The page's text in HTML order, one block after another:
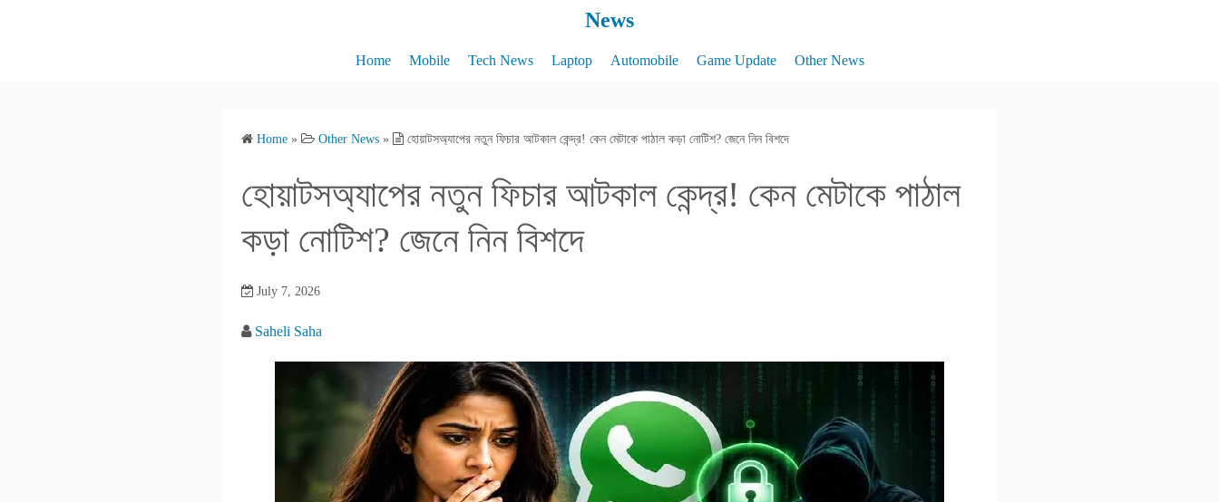
News
Home Mobile Tech News Laptop Automobile Game Update Other News
Home » Other News » হোয়াটসঅ্যাপের নতুন ফিচার আটকাল কেন্দ্র! কেন মেটাকে পাঠাল কড়া নোটিশ? জেনে নিন বিশদে
হোয়াটসঅ্যাপের নতুন ফিচার আটকাল কেন্দ্র! কেন মেটাকে পাঠাল
কড়া নোটিশ? জেনে নিন বিশদে
July 7, 2026
Saheli Saha